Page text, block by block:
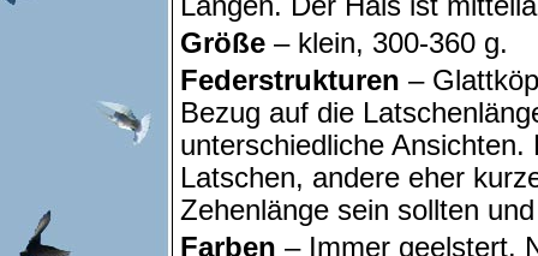
Langen. Der Hals ist
Größe– klein, 300-360 g.
Federstrukturen –
Bezug auf die
unterschiedliche
Latschen, andere eher
Zehenlänge sein sollten
Farben – Immer geelstert.